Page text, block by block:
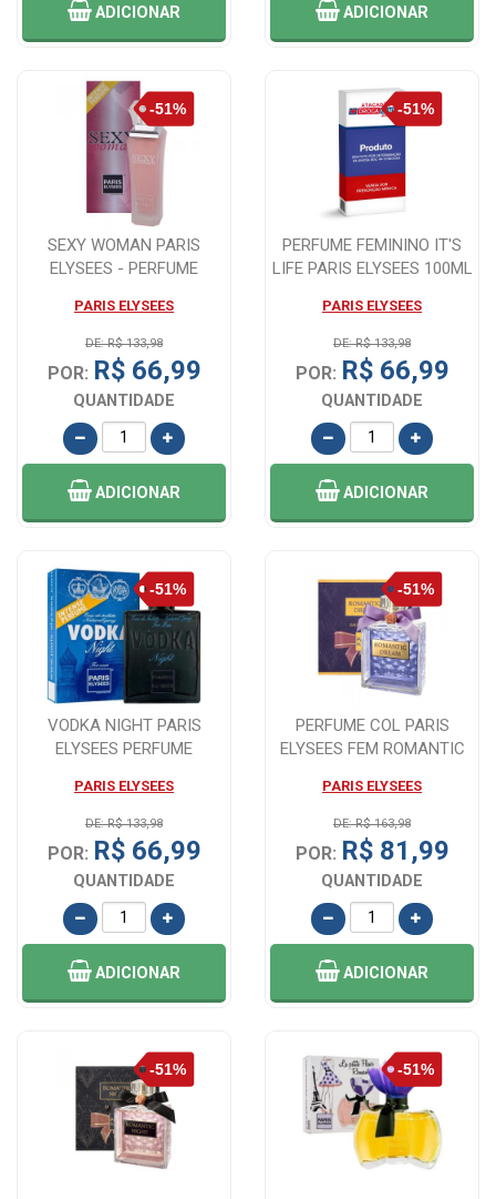
ADICIONAR ADICIONAR
SEXY WOMAN PARIS
ELYSEES - PERFUME
PARIS ELYSEES
DE: R$ 133,98
POR: R$ 66,99
QUANTIDADE
ADICIONAR
PERFUME FEMININO IT'S
LIFE PARIS ELYSEES 100ML
PARIS ELYSEES
DE: R$ 133,98
POR: R$ 66,99
QUANTIDADE
ADICIONAR
VODKA NIGHT PARIS
ELYSEES PERFUME
PARIS ELYSEES
DE: R$ 133,98
POR: R$ 66,99
QUANTIDADE
ADICIONAR
PERFUME COL PARIS
ELYSEES FEM ROMANTIC
PARIS ELYSEES
DE: R$ 163,98
POR: R$ 81,99
QUANTIDADE
ADICIONAR